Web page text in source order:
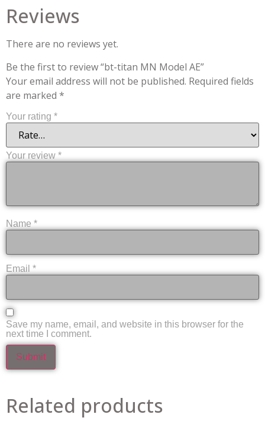
Reviews
There are no reviews yet.
Be the first to review “bt-titan MN Model AE”
Your email address will not be published. Required fields
are marked *
Your rating *
Your review *
Name *
Email *
Save my name, email, and website in this browser for the
next time I comment.
Related products